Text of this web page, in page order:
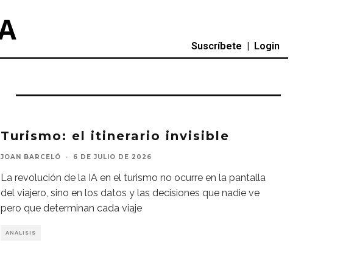
Suscríbete | Login
Turismo: el itinerario invisible
JOAN BARCELÓ · 6 DE JULIO DE 2026
La revolución de la IA en el turismo no ocurre en la pantalla
del viajero, sino en los datos y las decisiones que nadie ve
pero que determinan cada viaje
ANÁLISIS